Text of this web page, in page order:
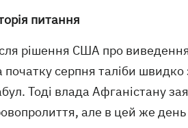
питання
рішення США про виведення
початку серпня таліби
Тоді влада Афганістану
але в цей же